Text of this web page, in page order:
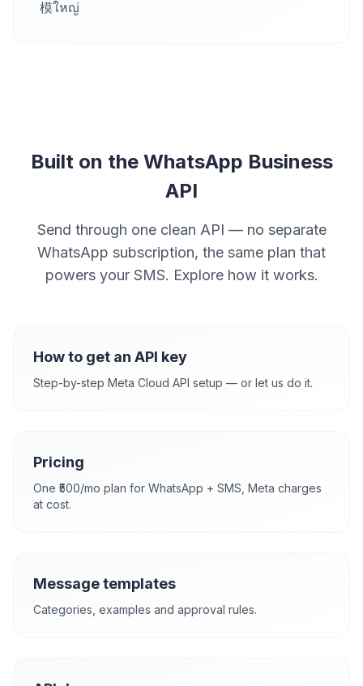
模ใหญ่
Built on the WhatsApp Business
API
Send through one clean API — no separate
WhatsApp subscription, the same plan that
powers your SMS. Explore how it works.
How to get an API key
Step-by-step Meta Cloud API setup — or let us do it.
Pricing
One ₹500/mo plan for WhatsApp + SMS, Meta charges
at cost.
Message templates
Categories, examples and approval rules.